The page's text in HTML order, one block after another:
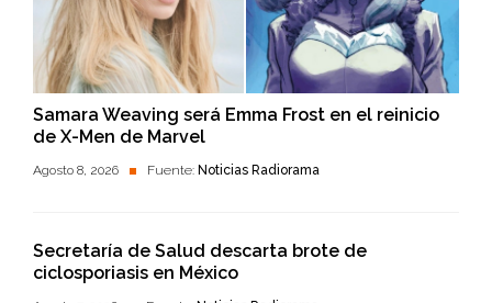
Samara Weaving será Emma Frost en el reinicio
de X-Men de Marvel
Agosto 8, 2026 Fuente: Noticias Radiorama
Secretaría de Salud descarta brote de
ciclosporiasis en México